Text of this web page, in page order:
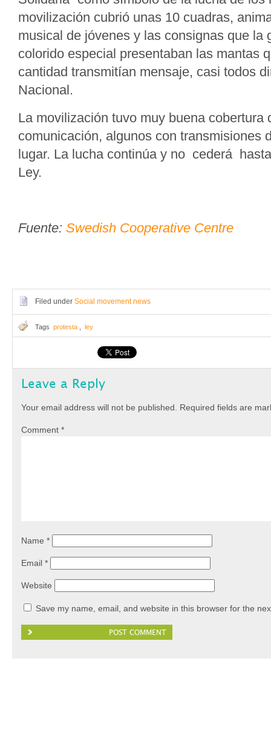
movilización cubrió unas 10 cuadras,
musical de jóvenes y las consignas que la
colorido especial presentaban las mantas
cantidad transmitían mensaje, casi todos
Nacional.
La movilización tuvo muy buena cobertura
comunicación, algunos con transmisiones
lugar. La lucha continúa y no cederá
Ley.
Fuente: Swedish Cooperative Centre
Filed under Social movement news
Tags protesta ley
Leave a Reply
Your email address will not be published. Required fields are
Comment *
Name *
Email *
Website
Save my name, email, and website in this browser for the